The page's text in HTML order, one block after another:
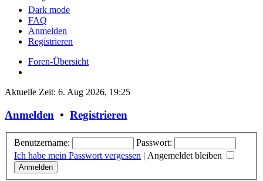
Dark mode
FAQ
Anmelden
Registrieren
Foren-Übersicht
Aktuelle Zeit: 6. Aug 2026, 19:25
Anmelden • Registrieren
Benutzername:
Passwort:
Ich habe mein Passwort vergessen | Angemeldet bleiben